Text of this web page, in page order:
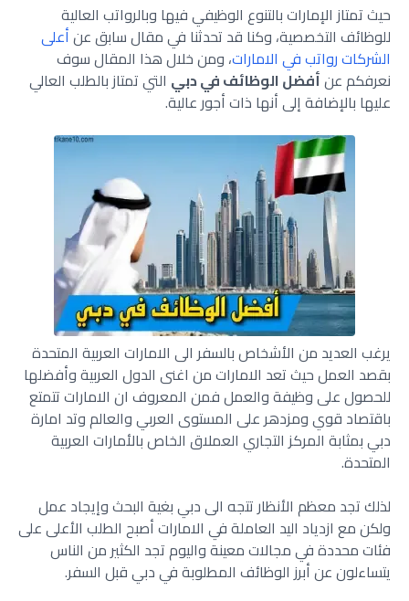
حيث تمتاز الإمارات بالتنوع الوظيفي فيها وبالرواتب العالية
للوظائف التخصصية، وكنا قد تحدثنا في مقال سابق عنأعلى
الشركات رواتب في الامارات، ومن خلال هذا المقال سوف
نعرفكم عنأفضل الوظائف في دبي التي تمتاز بالطلب العالي
عليها بالإضافة إلى أنها ذات أجور عالية.
يرغب العديد من الأشخاص بالسفر الى الامارات العربية المتحدة
بقصد العمل حيث تعد الامارات من اغنى الدول العربية وأفضلها
للحصول على وظيفة والعمل فمن المعروف ان الامارات تتمتع
باقتصاد قوي ومزدهر على المستوى العربي والعالم وتد امارة
دبي بمثابة المركز التجاري العملاق الخاص بالأمارات العربية
المتحدة.
لذلك تجد معظم الأنظار تتجه الى دبي بغية البحث وإيجاد عمل
ولكن مع ازدياد اليد العاملة في الامارات أصبح الطلب الأعلى على
فئات محددة في مجالات معينة واليوم تجد الكثير من الناس
يتساءلون عن أبرز الوظائف المطلوبة في دبي قبل السفر.